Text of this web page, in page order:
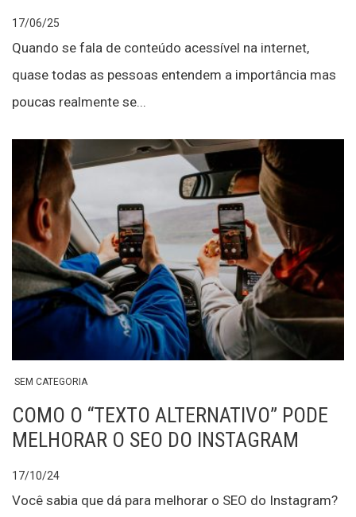
17/06/25
Quando se fala de conteúdo acessível na internet,
quase todas as pessoas entendem a importância mas
poucas realmente se...
SEM CATEGORIA
COMO O “TEXTO ALTERNATIVO” PODE
MELHORAR O SEO DO INSTAGRAM
17/10/24
Você sabia que dá para melhorar o SEO do Instagram?